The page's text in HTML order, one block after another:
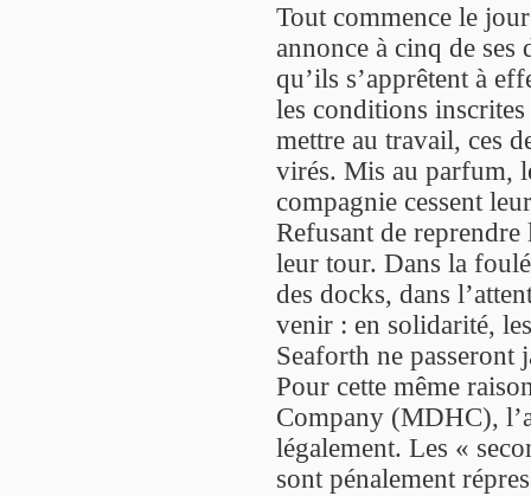
Tout commence le
annonce à cinq de ses
qu’ils s’apprêtent à
les conditions
mettre au travail, ces
virés. Mis au parfum,
compagnie cessent
Refusant de
leur tour. Dans la
des docks, dans
venir : en solidarité,
Seaforth ne passeront
Pour cette même
Company (MDHC),
légalement. Les «
sont pénalement